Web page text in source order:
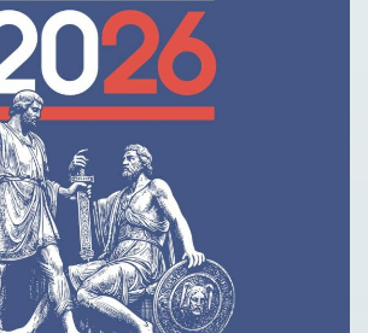
кредитование: пособие для студентов
на образование с господдержкой
условий по образовательному
кредиту
Сделай правильный выбор